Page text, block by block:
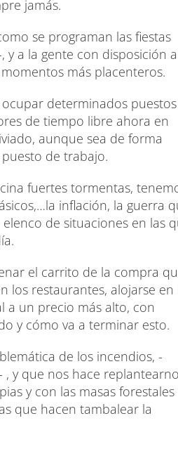
jamás.
se programan las fiestas
y a la gente con disposición a
más placenteros.
determinados
de tiempo libre ahora en
aunque sea de forma
de trabajo.
fuertes tormentas,
inflación, la guerra
de situaciones en las
el carrito de la compra
los restaurantes, alojarse en
a un precio más alto, con
y cómo va a terminar esto.
de los incendios, -
, y que nos hace
y con las masas forestales
que hacen tambalear la